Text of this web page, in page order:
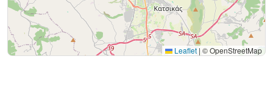
Leaflet | © OpenStreetMap